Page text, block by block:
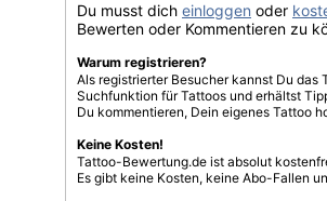
Du musst dich einloggen oder
Bewerten oder Kommentieren zu
Warum registrieren?
Als registrierter Besucher kannst Du
Suchfunktion für Tattoos und erhältst
Du kommentieren, Dein eigenes Tattoo
Keine Kosten!
Tattoo-Bewertung.de ist absolut
Es gibt keine Kosten, keine Abo-Fallen